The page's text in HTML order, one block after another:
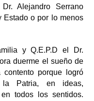
Alejandro Serrano
Estado o por lo menos
y Q.E.P.D el Dr.
duerme el sueño de
porque logró
Patria, en ideas,
todos los sentidos.